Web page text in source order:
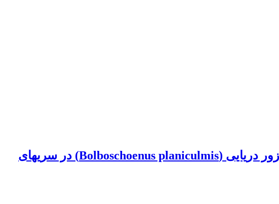
ارزیابی تعامل تداخلی برنج و علف‌های هرز سوروف (Echinochloa crusgalli) و پیزور دریایی (Bolboschoenus planiculmis) در سری‏های